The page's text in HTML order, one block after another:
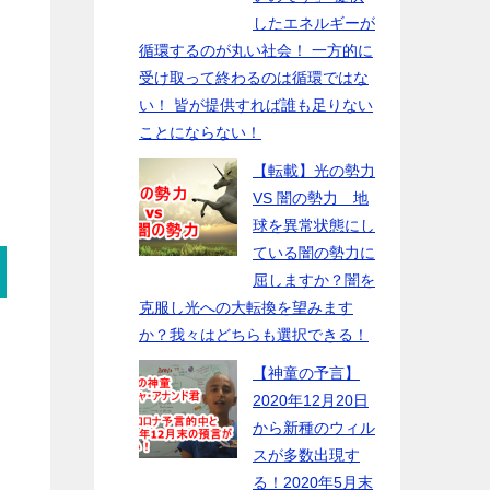
したエネルギーが
循環するのが丸い社会！ 一方的に
受け取って終わるのは循環ではな
い！ 皆が提供すれば誰も足りない
ことにならない！
【転載】光の勢力
VS 闇の勢力 地
球を異常状態にし
ている闇の勢力に
屈しますか？闇を
克服し光への大転換を望みます
か？我々はどちらも選択できる！
【神童の予言】
2020年12月20日
から新種のウィル
スが多数出現す
る！2020年5月末